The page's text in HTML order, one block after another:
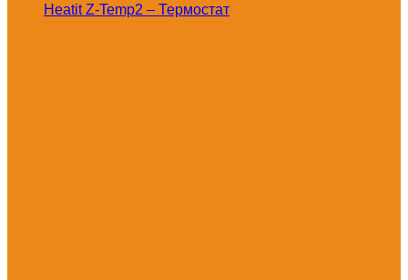
Heatit Z-Temp2 – Термостат